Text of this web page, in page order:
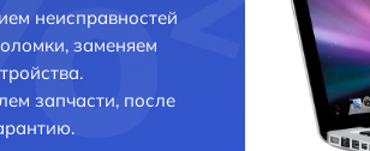
неисправностей
заменяем
запчасти, после